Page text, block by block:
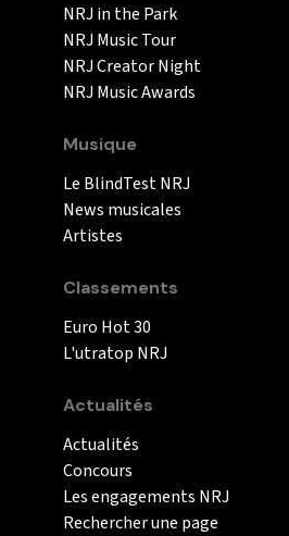
NRJ in the Park
NRJ Music Tour
NRJ Creator Night
NRJ Music Awards
Musique
Le BlindTest NRJ
News musicales
Artistes
Classements
Euro Hot 30
L'utratop NRJ
Actualités
Actualités
Concours
Les engagements NRJ
Rechercher une page